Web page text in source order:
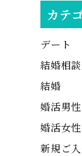
カテ
デート
結婚相
結婚
婚活男性
婚活女性
新規ご